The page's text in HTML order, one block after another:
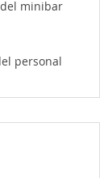
minibar
personal